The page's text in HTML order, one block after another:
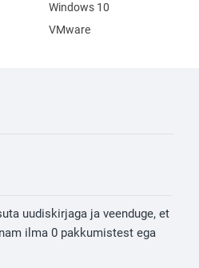
Windows 10
VMware
uudiskirjaga ja veenduge, et
ilma 0 pakkumistest ega